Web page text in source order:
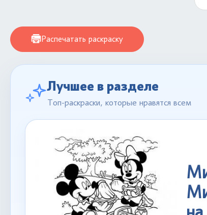
Распечатать раскраску
Лучшее в разделе
Топ-раскраски, которые нравятся всем